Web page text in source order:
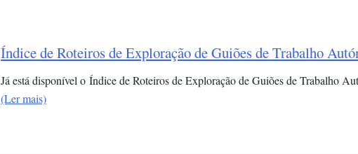
Índice de Roteiros de Exploração de Guiões de Trabalho
Já está disponível o Índice de Roteiros de Exploração de Guiões de Trabalho
(Ler mais)